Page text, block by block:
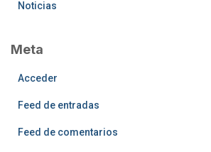
Noticias
Meta
Acceder
Feed de entradas
Feed de comentarios